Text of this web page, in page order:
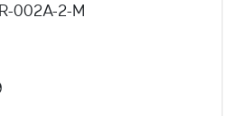
002A-2-M